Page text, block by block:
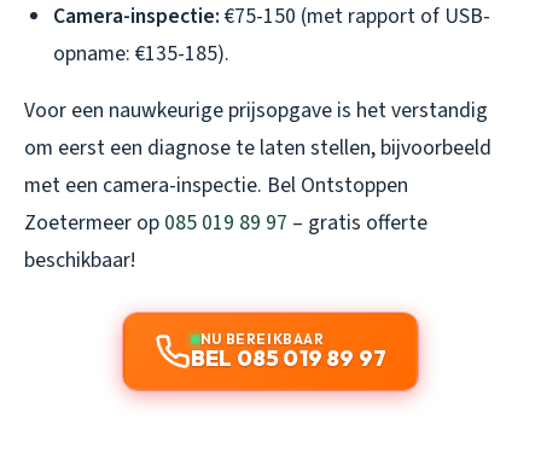
Camera-inspectie: €75-150 (met rapport of USB-
opname: €135-185).
Voor een nauwkeurige prijsopgave is het verstandig
om eerst een diagnose te laten stellen, bijvoorbeeld
met een camera-inspectie. Bel Ontstoppen
Zoetermeer op 085 019 89 97 – gratis offerte
beschikbaar!
NU BEREIKBAAR
BEL 085 019 89 97